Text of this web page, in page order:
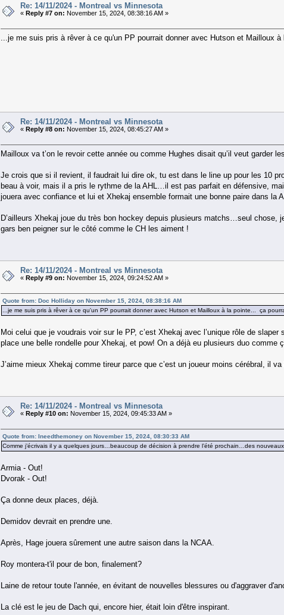
Re: 14/11/2024 - Montreal vs Minnesota
« Reply #7 on: November 15, 2024, 08:38:16 AM »
...je me suis pris à rêver à ce qu'un PP pourrait donner avec Hutson et Mailloux
Re: 14/11/2024 - Montreal vs Minnesota
« Reply #8 on: November 15, 2024, 08:45:27 AM »
Mailloux va t’on le revoir cette année ou comme Hughes disait qu’il veut garder
Je crois que si il revient, il faudrait lui dire ok, tu est dans le line up pour les 10
beau à voir, mais il a pris le rythme de la AHL…il est pas parfait en défensive,
jouera avec confiance et lui et Xhekaj ensemble formait une bonne paire dans la
D’ailleurs Xhekaj joue du très bon hockey depuis plusieurs matchs…seul chose,
gars ben peigner sur le côté comme le CH les aiment !
Re: 14/11/2024 - Montreal vs Minnesota
« Reply #9 on: November 15, 2024, 09:24:52 AM »
Quote from: Doc Holliday on November 15, 2024, 08:38:16 AM
...je me suis pris à rêver à ce qu'un PP pourrait donner avec Hutson et Mailloux à la pointe... ça
Moi celui que je voudrais voir sur le PP, c’est Xhekaj avec l’unique rôle de
place une belle rondelle pour Xhekaj, et pow! On a déjà eu plusieurs duo comme
J’aime mieux Xhekaj comme tireur parce que c’est un joueur moins cérébral, il
Re: 14/11/2024 - Montreal vs Minnesota
« Reply #10 on: November 15, 2024, 09:45:33 AM »
Quote from: Ineedthemoney on November 15, 2024, 08:30:33 AM
Comme j’écrivais il y a quelques jours…beaucoup de décision à prendre l’été prochain…des
Armia - Out!
Dvorak - Out!
Ça donne deux places, déjà.
Demidov devrait en prendre une.
Après, Hage jouera sûrement une autre saison dans la NCAA.
Roy montera-t'il pour de bon, finalement?
Laine de retour toute l'année, en évitant de nouvelles blessures ou d'aggraver
La clé est le jeu de Dach qui, encore hier, était loin d'être inspirant.